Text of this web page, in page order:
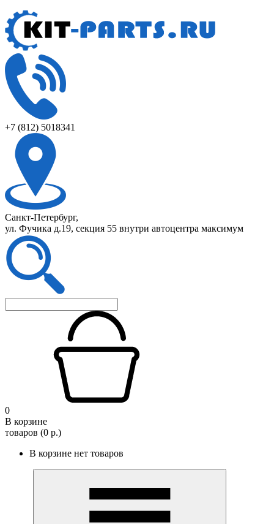
+7 (812) 5018341
Санкт-Петербург,
ул. Фучика д.19, секция 55 внутри автоцентра максимум
0
В корзине
товаров (0 р.)
В корзине нет товаров